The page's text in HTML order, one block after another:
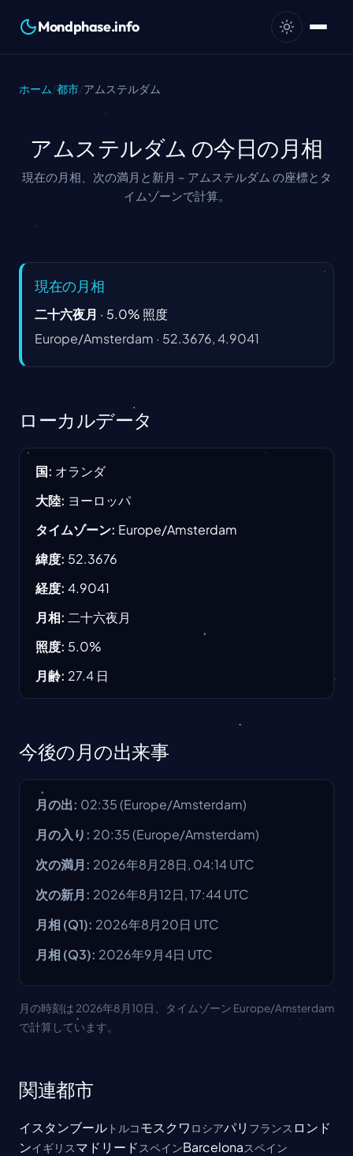
Mondphase.info
ホーム 都市 アムステルダム
アムステルダム の今日の月相
現在の月相、次の満月と新月 – アムステルダム の座標とタ
イムゾーンで計算。
現在の月相
二十六夜月 · 5.0% 照度
Europe/Amsterdam · 52.3676, 4.9041
ローカルデータ
国: オランダ
大陸: ヨーロッパ
タイムゾーン: Europe/Amsterdam
緯度: 52.3676
経度: 4.9041
月相: 二十六夜月
照度: 5.0%
月齢: 27.4 日
今後の月の出来事
月の出: 02:35(Europe/Amsterdam)
月の入り : 20:35(Europe/Amsterdam)
次の満月 : 2026年8月28日, 04:14 UTC
次の新月 : 2026年8月12日, 17:44 UTC
月相 (Q1): 2026年8月20日 UTC
月相 (Q3): 2026年9月4日 UTC
月の時刻は 2026年8月10日、タイムゾーン Europe/Amsterdam
で計算しています。
関連都市
イスタンブール トルコモスクワ ロシアパリ フランス ロンド
ンイギリスマドリード スペインBarcelonaスペイン